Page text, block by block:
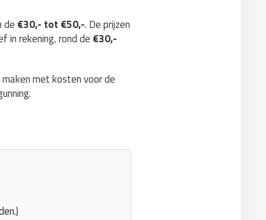
de €30,- tot €50,-. De prijzen
in rekening, rond de €30,-
met kosten voor de